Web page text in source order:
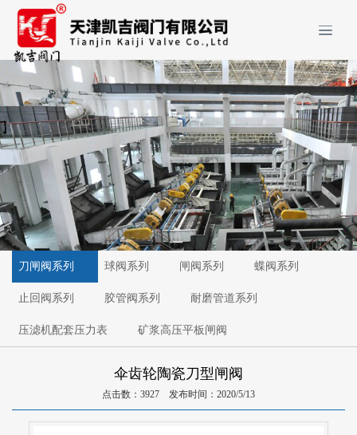
刀闸阀系列 球阀系列 闸阀系列 蝶阀系列
止回阀系列 胶管阀系列 耐磨管道系列
压滤机配套压力表 矿浆高压平板闸阀
伞齿轮陶瓷刀型闸阀
点击数：3927 发布时间：2020/5/13